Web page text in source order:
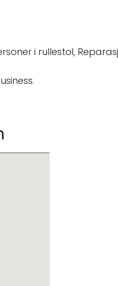
i rullestol,